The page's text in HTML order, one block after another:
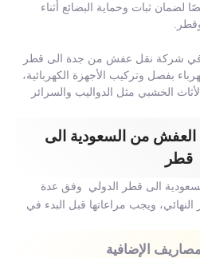
ثبات وحماية البضائع أثناء
في شركة نقل عفش من جدة الى قطر
بفصل وتركيب الأجهزة الكهربائية،
الخشبي مثل الدواليب والسرائر
من السعودية الى
قطر
الى قطر الدولي وفق عدة
ويجب مراعاتها قبل البدء في